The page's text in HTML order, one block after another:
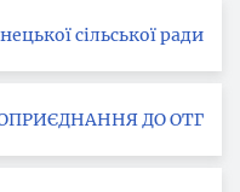
Програми Бабчинецької сільської ради
ДО ОТГ